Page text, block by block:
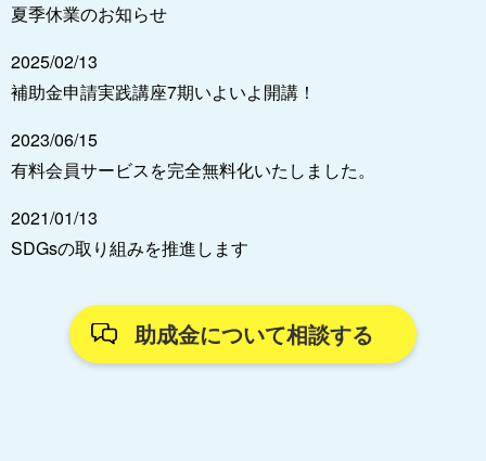
夏季休業のお知らせ
2025/02/13
補助金申請実践講座7期いよいよ開講！
2023/06/15
有料会員サービスを完全無料化いたしました。
2021/01/13
SDGsの取り組みを推進します
助成金について相談する